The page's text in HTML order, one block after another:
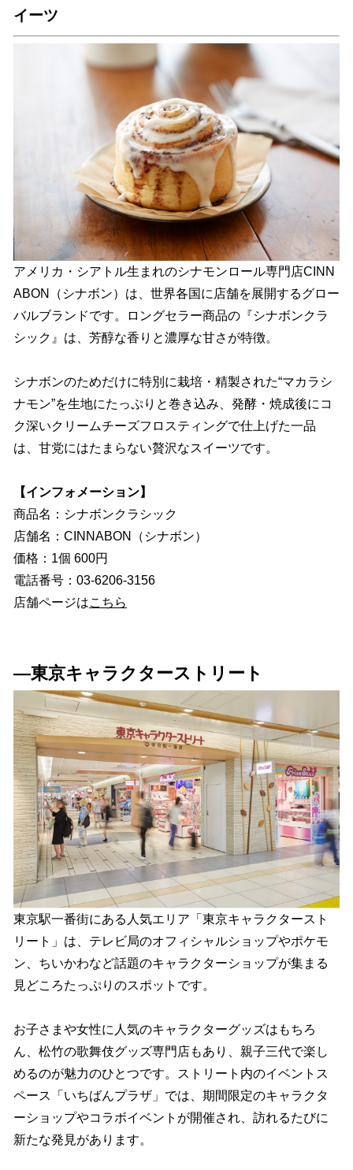
イーツ
アメリカ・シアトル生まれのシナモンロール専門店CINN
ABON（シナボン）は、世界各国に店舗を展開するグロー
バルブランドです。ロングセラー商品の『シナボンクラ
シック』は、芳醇な香りと濃厚な甘さが特徴。
シナボンのためだけに特別に栽培・精製された“マカラシ
ナモン”を生地にたっぷりと巻き込み、発酵・焼成後にコ
ク深いクリームチーズフロスティングで仕上げた一品
は、甘党にはたまらない贅沢なスイーツです。
【インフォメーション】
商品名：シナボンクラシック
店舗名：CINNABON（シナボン）
価格：1個 600円
電話番号：03-6206-3156
店舗ページはこちら
―東京キャラクターストリート
東京駅一番街にある人気エリア「東京キャラクタースト
リート」は、テレビ局のオフィシャルショップやポケモ
ン、ちいかわなど話題のキャラクターショップが集まる
見どころたっぷりのスポットです。
お子さまや女性に人気のキャラクターグッズはもちろ
ん、松竹の歌舞伎グッズ専門店もあり、親子三代で楽し
めるのが魅力のひとつです。ストリート内のイベントス
ペース「いちばんプラザ」では、期間限定のキャラクタ
ーショップやコラボイベントが開催され、訪れるたびに
新たな発見があります。